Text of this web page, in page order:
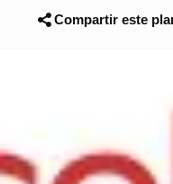
Compartir este